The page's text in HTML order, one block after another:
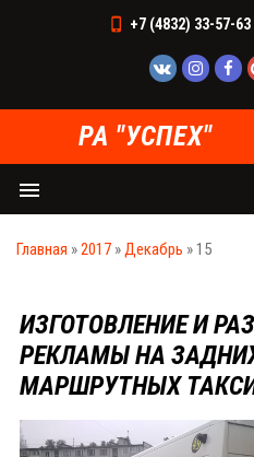
+7 (4832) 33-57-63
РА "УСПЕХ"
menu
Главная »2017 »Декабрь » 15
ИЗГОТОВЛЕНИЕ И
РЕКЛАМЫ НА
МАРШРУТНЫХ